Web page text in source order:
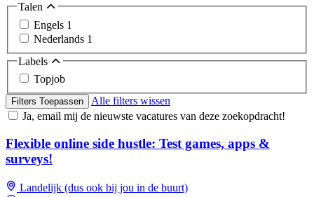
Talen
Engels 1
Nederlands 1
Labels
Topjob
Filters Toepassen
Alle filters wissen
Ja, email mij de nieuwste vacatures van deze zoekopdracht!
Flexible online side hustle: Test games, apps &
surveys!
Landelijk (dus ook bij jou in de buurt)